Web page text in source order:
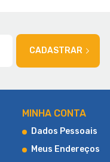
CADASTRAR
MINHA CONTA
Dados Pessoais
Meus Endereços